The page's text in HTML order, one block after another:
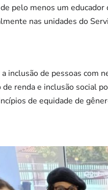
pelo menos um
nas unidades do
inclusão de pessoas com
de renda e inclusão social
de equidade de